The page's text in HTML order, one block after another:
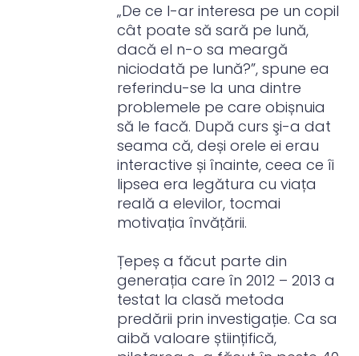
„De ce l-ar interesa pe un copil
cât poate să sară pe lună,
dacă el n-o sa meargă
niciodată pe lună?”, spune ea
referindu-se la una dintre
problemele pe care obișnuia
să le facă. După curs şi-a dat
seama că, deși orele ei erau
interactive și înainte, ceea ce îi
lipsea era legătura cu viața
reală a elevilor, tocmai
motivația învățării.
Țepeș a făcut parte din
generația care în 2012 – 2013 a
testat la clasă metoda
predării prin investigație. Ca sa
aibă valoare științifică,